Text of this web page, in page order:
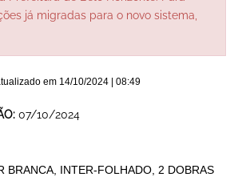
já migradas para o novo sistema,
em 14/10/2024 | 08:49
07/10/2024
BRANCA, INTER-FOLHADO, 2 DOBRAS